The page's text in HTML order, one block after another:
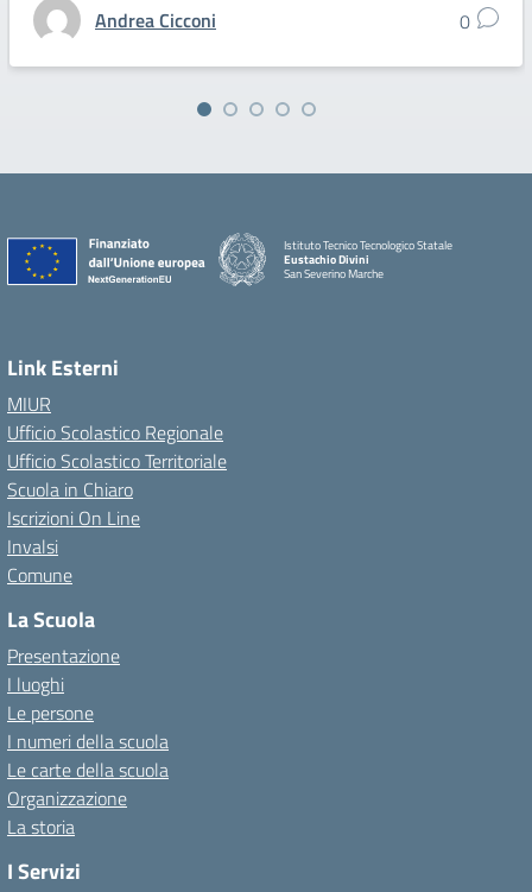
Andrea Cicconi 0
Istituto Tecnico Tecnologico Statale
Eustachio Divini
San Severino Marche
Link Esterni
MIUR
Ufficio Scolastico Regionale
Ufficio Scolastico Territoriale
Scuola in Chiaro
Iscrizioni On Line
Invalsi
Comune
La Scuola
Presentazione
I luoghi
Le persone
I numeri della scuola
Le carte della scuola
Organizzazione
La storia
I Servizi